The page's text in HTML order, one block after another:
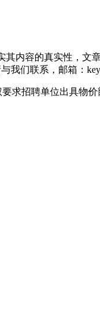
内容的真实性，文
们联系，邮箱：
求招聘单位出具物价